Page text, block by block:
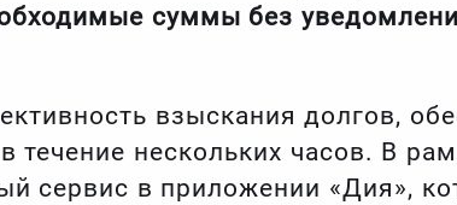
суммы без
взыскания долгов,
нескольких часов. В
сервис в приложении «Дия»,